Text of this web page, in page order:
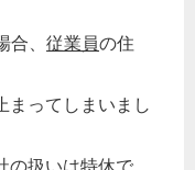
、 従業員の住
ってしまいまし